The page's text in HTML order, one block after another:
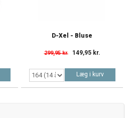
D-Xel - Bluse
299,95 kr. 149,95 kr.
Læg i kurv